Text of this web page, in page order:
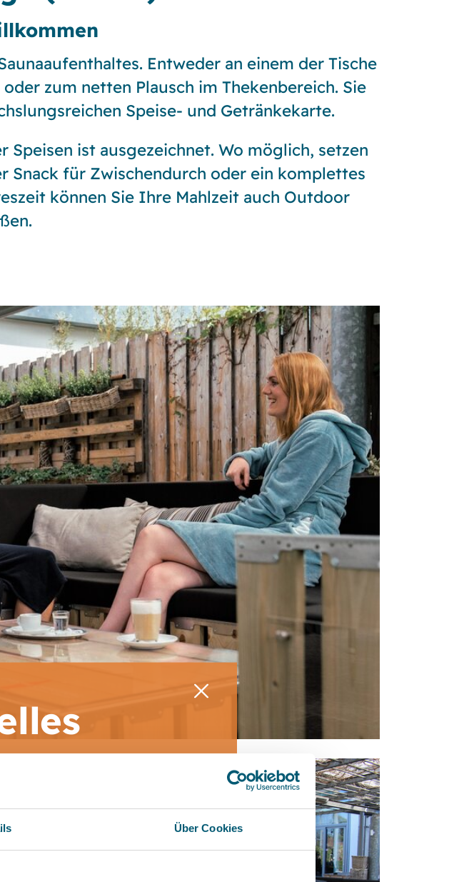
Über Cookies
auf dem Mega-
18 Uhr (letzter
08 2026) +++
Entweder an einem der Tische
zum netten Plausch im Thekenbereich. Sie
Speise- und Getränkekarte.
ist ausgezeichnet. Wo möglich, setzen
Snack für Zwischendurch oder ein komplettes
können Sie Ihre Mahlzeit auch Outdoor